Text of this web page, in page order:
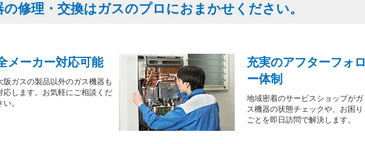
の修理・交換はガスのプロにおまかせください。
メーカー対応可能
阪ガスの製品以外のガス機器も
応します。お気軽にご相談くだ
い。
充実のアフターフォロ
ー体制
地域密着のサービスショップがガ
ス機器の状態チェックや、お困り
ごとを即日訪問で解決します。